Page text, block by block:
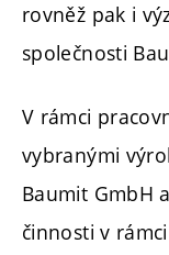
rovněž pak i
společnosti
V rámci
vybranými
Baumit GmbH
činnosti v